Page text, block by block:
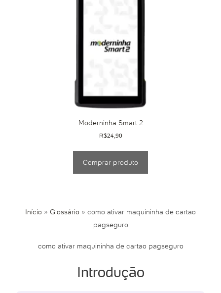
Moderninha Smart 2
R$24,90
Comprar produto
Início » Glossário » como ativar maquininha de cartao
pagseguro
como ativar maquininha de cartao pagseguro
Introdução